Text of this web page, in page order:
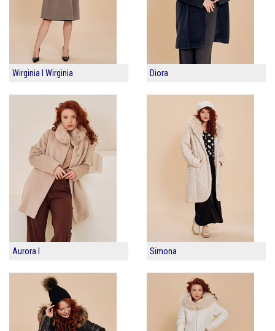
Wirginia I Wirginia Diora
Aurora I Simona